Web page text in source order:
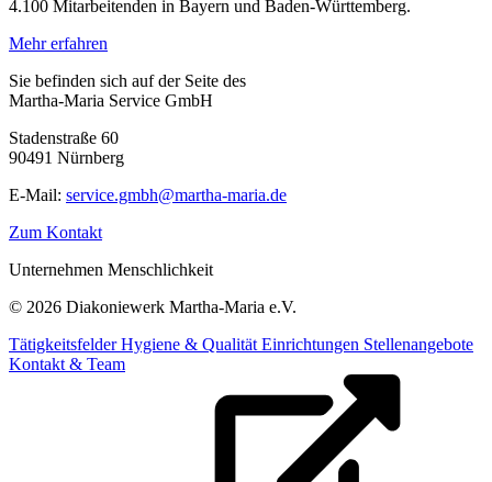
4.100 Mitarbeitenden in Bayern und Baden-Württemberg.
Mehr erfahren
Sie befinden sich auf der Seite des
Martha-Maria Service GmbH
Stadenstraße 60
90491 Nürnberg
E-Mail: service.gmbh@martha-maria.de
Zum Kontakt
Unternehmen Menschlichkeit
© 2026 Diakoniewerk Martha-Maria e.V.
TätigkeitsfelderHygiene & Qualität Einrichtungen Stellenangebote
Kontakt & Team